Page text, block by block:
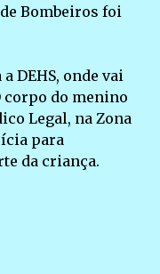
Bombeiros foi
DEHS, onde vai
corpo do menino
Legal, na Zona
para
da criança.